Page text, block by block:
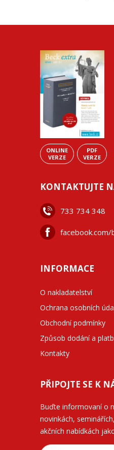
ONLINE
VERZE
PDF
VERZE
KONTAKTUJTE
733 734 348
facebook.com/
INFORMACE
O nakladatelství
Ochrana osobních
Obchodní podmínky
Způsob dodání a
Kontakty
PŘIPOJTE SE K
Buďte informovaní o
novinkách,
akčních nabídkách